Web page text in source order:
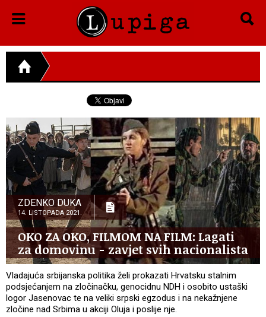
ZDENKO DUKA
14. LISTOPADA 2021.
OKO ZA OKO, FILMOM NA FILM: Lagati
za domovinu - zavjet svih nacionalista
Vladajuća srbijanska politika želi prokazati Hrvatsku stalnim
podsjećanjem na zločinačku, genocidnu NDH i osobito ustaški
logor Jasenovac te na veliki srpski egzodus i na nekažnjene
zločine nad Srbima u akciji Oluja i poslije nje.